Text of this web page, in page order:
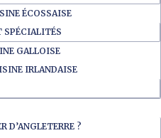
ÉCOSSAISE
SPÉCIALITÉS
GALLOISE
IRLANDAISE
D’ANGLETERRE ?